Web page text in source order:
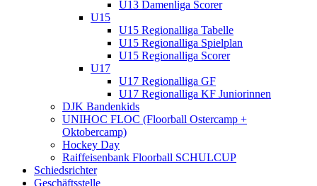
U13 Damenliga Scorer
U15
U15 Regionalliga Tabelle
U15 Regionalliga Spielplan
U15 Regionalliga Scorer
U17
U17 Regionalliga GF
U17 Regionalliga KF Juniorinnen
DJK Bandenkids
UNIHOC FLOC (Floorball Ostercamp +
Oktobercamp)
Hockey Day
Raiffeisenbank Floorball SCHULCUP
Schiedsrichter
Geschäftsstelle